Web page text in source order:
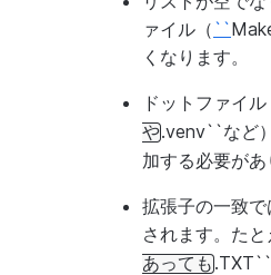
ァイル（ ``
くなります。
ドットファイル
や.venv``など
加する必要があ
拡張子の一致
されます。たと
あっても .TXT``